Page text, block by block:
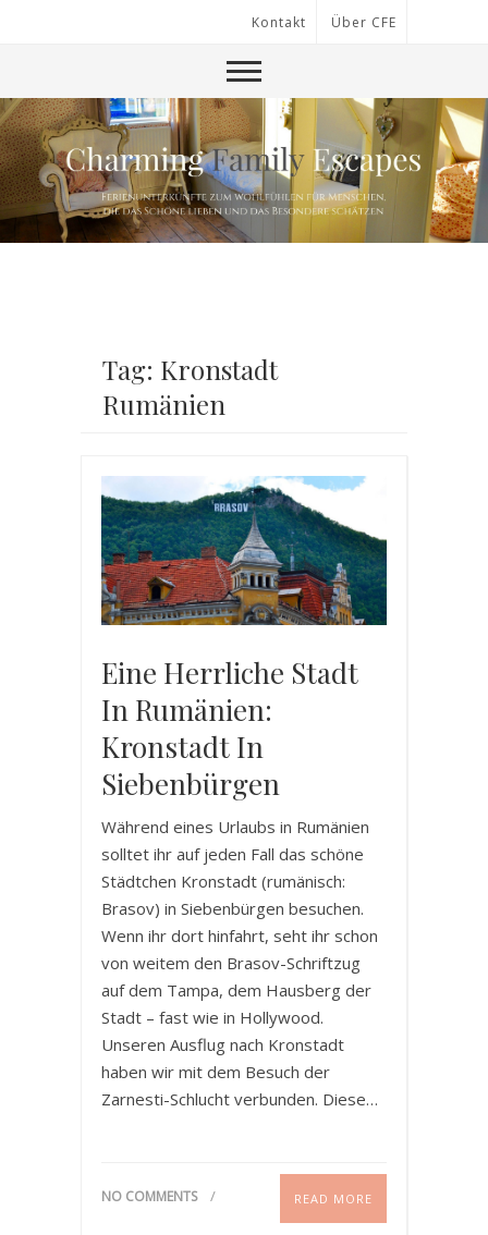
Kontakt Über CFE
Tag: Kronstadt
Rumänien
Eine Herrliche Stadt
In Rumänien:
Kronstadt In
Siebenbürgen
Während eines Urlaubs in Rumänien
solltet ihr auf jeden Fall das schöne
Städtchen Kronstadt (rumänisch:
Brasov) in Siebenbürgen besuchen.
Wenn ihr dort hinfahrt, seht ihr schon
von weitem den Brasov-Schriftzug
auf dem Tampa, dem Hausberg der
Stadt – fast wie in Hollywood.
Unseren Ausflug nach Kronstadt
haben wir mit dem Besuch der
Zarnesti-Schlucht verbunden. Diese…
NO COMMENTS READ MORE